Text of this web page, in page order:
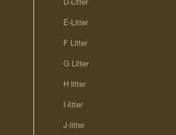
E-Litter
F Litter
G Litter
H litter
I-litter
J-litter